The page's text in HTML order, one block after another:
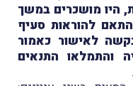
היו מושכרים במשך
להוראות סעיף
לאישור כאמור
או אחריה והתמלאו התנאים
.